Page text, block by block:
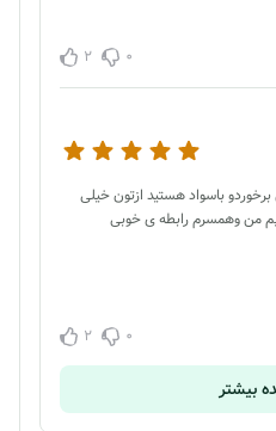
0
2
باسواد هستید ازتون خیلی
من وهمسرم رابطه ی خوبی
0
2
بیشتر